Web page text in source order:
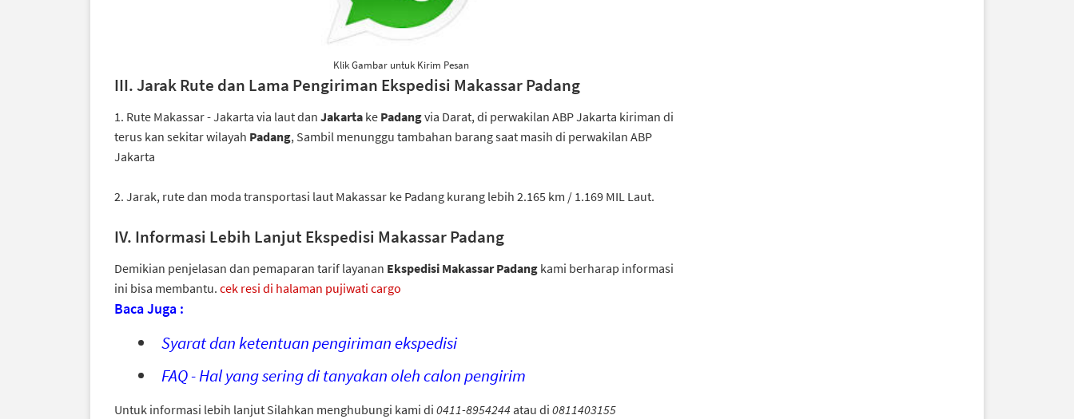
Klik Gambar untuk Kirim Pesan
III. Jarak Rute dan Lama Pengiriman Ekspedisi Makassar Padang
1. Rute Makassar - Jakarta via laut dan Jakarta ke Padangvia Darat, di perwakilan ABP Jakarta kiriman di
terus kan sekitar wilayah Padang, Sambil menunggu tambahan barang saat masih di perwakilan ABP
Jakarta
2. Jarak, rute dan moda transportasi laut Makassar ke Padang kurang lebih 2.165 km / 1.169 MIL Laut.
IV. Informasi Lebih Lanjut Ekspedisi Makassar Padang
Demikian penjelasan dan pemaparan tarif layanan Ekspedisi Makassar Padang kami berharap informasi
ini bisa membantu. cek resi di halaman pujiwati cargo
Baca Juga :
Syarat dan ketentuan pengiriman ekspedisi
FAQ - Hal yang sering di tanyakan oleh calon pengirim
Untuk informasi lebih lanjut Silahkan menghubungi kami di 0411-8954244 atau di 0811403155